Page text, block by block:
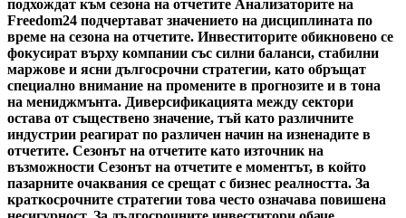
подхождат към сезона на отчетите Анализаторите на
Freedom24 подчертават значението на дисциплината по
време на сезона на отчетите. Инвеститорите обикновено се
фокусират върху компании със силни баланси, стабилни
маржове и ясни дългосрочни стратегии, като обръщат
специално внимание на промените в прогнозите и в тона
на мениджмънта. Диверсификацията между сектори
остава от съществено значение, тъй като различните
индустрии реагират по различен начин на изненадите в
отчетите. Сезонът на отчетите като източник на
възможности Сезонът на отчетите е моментът, в който
пазарните очаквания се срещат с бизнес реалността. За
краткосрочните стратегии това често означава повишена